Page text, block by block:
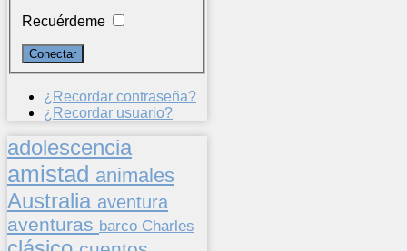
Recuérdeme
¿Recordar contraseña?
¿Recordar usuario?
adolescencia
amistad animales
Australia aventura
aventuras barco Charles